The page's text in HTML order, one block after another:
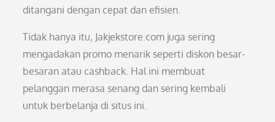
ditangani dengan cepat dan efisien.
Tidak hanya itu, Jakjekstore.com juga sering
mengadakan promo menarik seperti diskon besar-
besaran atau cashback. Hal ini membuat
pelanggan merasa senang dan sering kembali
untuk berbelanja di situs ini.